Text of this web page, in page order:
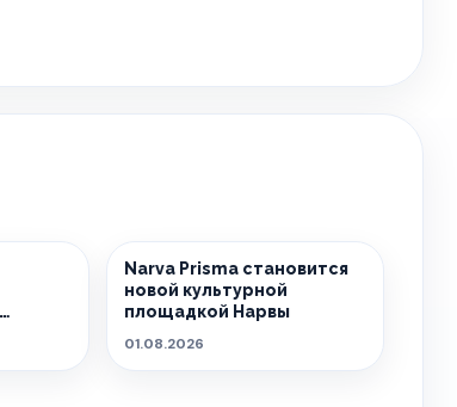
Narva Prisma становится
новой культурной
площадкой Нарвы
01.08.2026